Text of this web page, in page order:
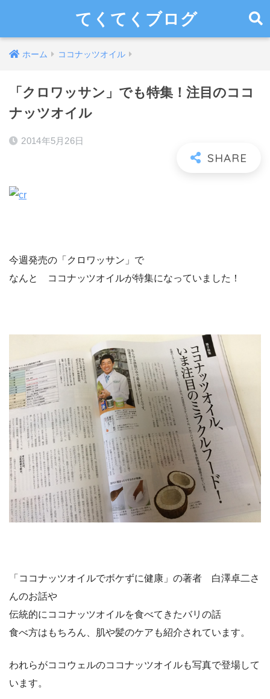
てくてくブログ
ホーム ココナッツオイル
「クロワッサン」でも特集！注目のココ
ナッツオイル
2014年5月26日
今週発売の「クロワッサン」で
なんと ココナッツオイルが特集になっていました！
「ココナッツオイルでボケずに健康」の著者 白澤卓二さ
んのお話や
伝統的にココナッツオイルを食べてきたバリの話
食べ方はもちろん、肌や髪のケアも紹介されています。
われらがココウェルのココナッツオイルも写真で登場して
います。